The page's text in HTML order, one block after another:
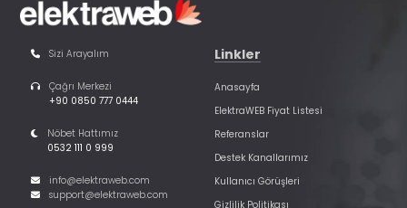
Sizi Arayalım
Çağrı Merkezi
+90 0850 777 0444
Nöbet Hattımız
0532 111 0 999
info@elektraweb.com
support@elektraweb.com
Linkler
Anasayfa
ElektraWEB Fiyat Listesi
Referanslar
Destek Kanallarımız
Kullanıcı Görüşleri
Gizlilik Politikası